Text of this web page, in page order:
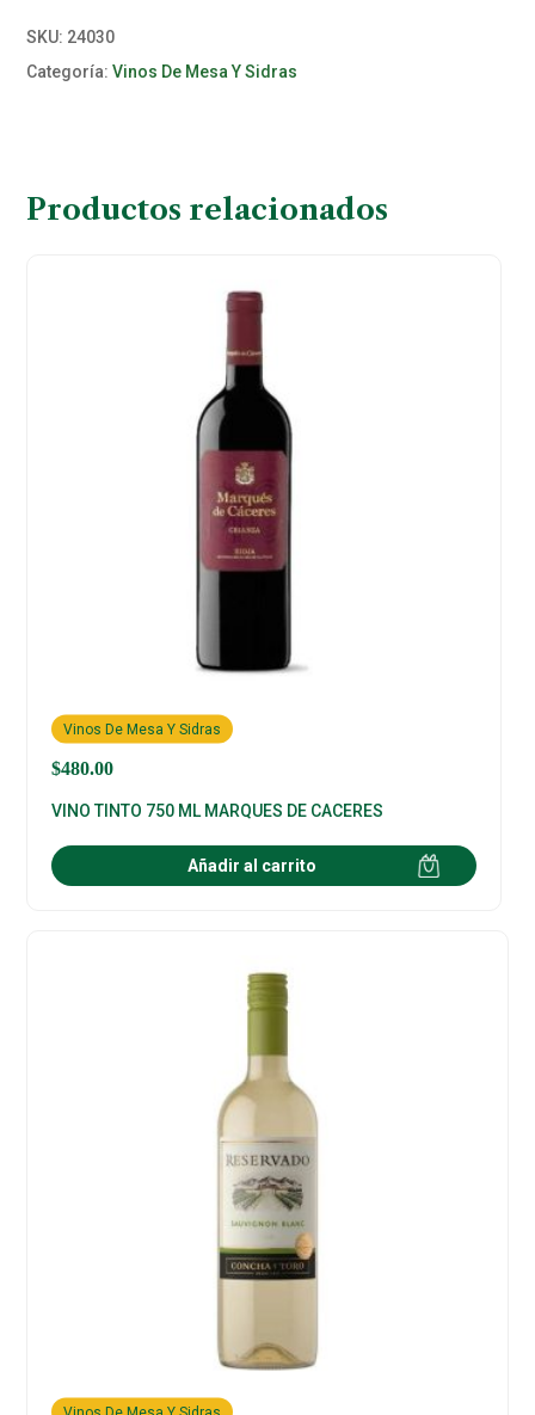
SKU: 24030
Categoría:Vinos De Mesa Y Sidras
Productos relacionados
$480.00
Vinos De Mesa Y Sidras
VINO TINTO 750 ML MARQUES DE CACERES
Añadir al carrito
Vinos De Mesa Y Sidras